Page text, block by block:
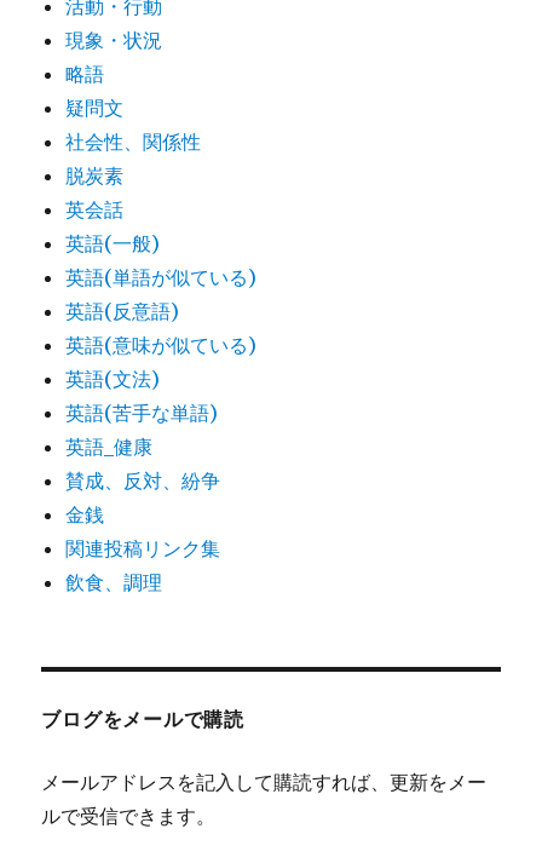
活動・行動
現象・状況
略語
疑問文
社会性、関係性
脱炭素
英会話
英語(一般)
英語(単語が似ている)
英語(反意語)
英語(意味が似ている)
英語(文法)
英語(苦手な単語)
英語_健康
賛成、反対、紛争
金銭
関連投稿リンク集
飲食、調理
ブログをメールで購読
メールアドレスを記入して購読すれば、更新をメー
ルで受信できます。